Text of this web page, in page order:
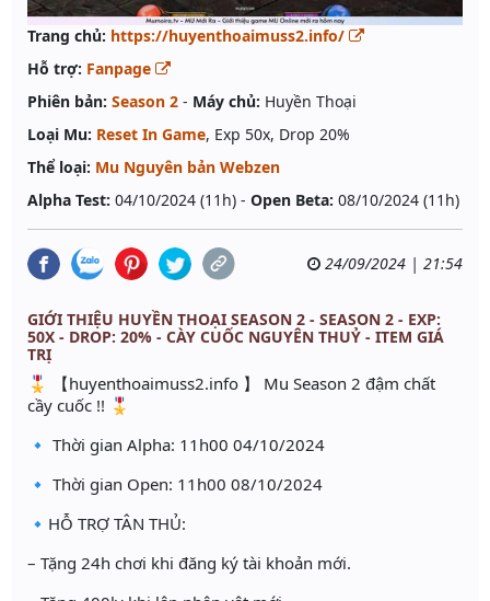
Trang chủ: https://huyenthoaimuss2.info/
Hỗ trợ: Fanpage
Phiên bản: Season 2 - Máy chủ: Huyền Thoại
Loại Mu: Reset In Game, Exp 50x, Drop 20%
Thể loại: Mu Nguyên bản Webzen
Alpha Test: 04/10/2024 (11h) - Open Beta: 08/10/2024 (11h)
24/09/2024 | 21:54
GIỚI THIỆU HUYỀN THOẠI SEASON 2 - SEASON 2 - EXP:
50X - DROP: 20% - CÀY CUỐC NGUYÊN THUỶ - ITEM GIÁ
TRỊ
🎖 【huyenthoaimuss2.info 】 Mu Season 2 đậm chất
cầy cuốc !! 🎖
🔹 Thời gian Alpha: 11h00 04/10/2024
🔹 Thời gian Open: 11h00 08/10/2024
🔹HỖ TRỢ TÂN THỦ:
– Tặng 24h chơi khi đăng ký tài khoản mới.